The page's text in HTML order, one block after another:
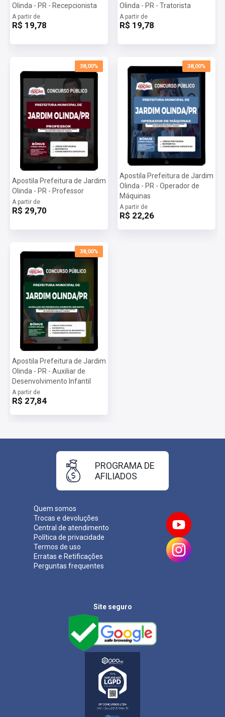
Olinda - PR - Recepcionista
A partir de
R$ 19,78
Olinda - PR - Tratorista
A partir de
R$ 19,78
38,00%
Apostila Prefeitura de Jardim
Olinda - PR - Professor
A partir de
R$ 29,70
38,00%
Apostila Prefeitura de Jardim
Olinda - PR - Operador de
Máquinas
A partir de
R$ 22,26
38,00%
Apostila Prefeitura de Jardim
Olinda - PR - Auxiliar de
Desenvolvimento Infantil
A partir de
R$ 27,84
Quem somos
Trocas e devoluções
Central de atendimento
Política de privacidade
Termos de uso
Erratas e Retificações
Perguntas frequentes
PROGRAMA DE
AFILIADOS
Site seguro